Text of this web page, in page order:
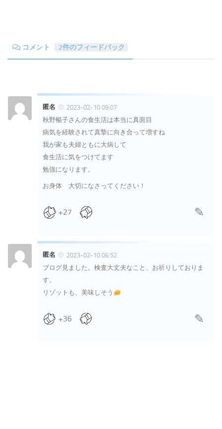
コメント 2件のフィードバック
匿名
2023-02-10 09:07
秋野暢子さんの食生活は本当に真面目
病気を経験されて真摯に向き合って増すね
我が家も夫婦ともに大病して
食生活に気をつけてます
勉強になります。
お身体 大切になさってください！
+27
匿名
2023-02-10 06:52
ブログ見ました。検査大丈夫なこと、お祈りしておりま
す。
リゾットも、美味しそう
+36